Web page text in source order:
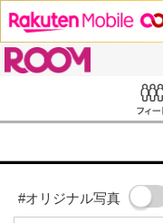
#オリジナル写真